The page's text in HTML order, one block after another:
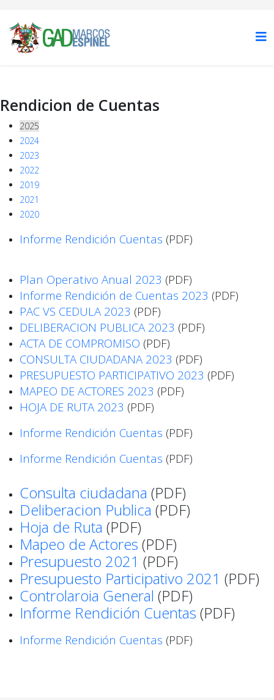
Rendicion de Cuentas
2025
2024
2023
2022
2019
2021
2020
Informe Rendición Cuentas (PDF)
Plan Operativo Anual 2023 (PDF)
Informe Rendición de Cuentas 2023 (PDF)
PAC VS CEDULA 2023 (PDF)
DELIBERACION PUBLICA 2023 (PDF)
ACTA DE COMPROMISO (PDF)
CONSULTA CIUDADANA 2023 (PDF)
PRESUPUESTO PARTICIPATIVO 2023 (PDF)
MAPEO DE ACTORES 2023 (PDF)
HOJA DE RUTA 2023 (PDF)
Informe Rendición Cuentas (PDF)
Informe Rendición Cuentas (PDF)
Consulta ciudadana (PDF)
Deliberacion Publica (PDF)
Hoja de Ruta (PDF)
Mapeo de Actores (PDF)
Presupuesto 2021 (PDF)
Presupuesto Participativo 2021 (PDF)
Controlaroia General (PDF)
Informe Rendición Cuentas (PDF)
Informe Rendición Cuentas (PDF)